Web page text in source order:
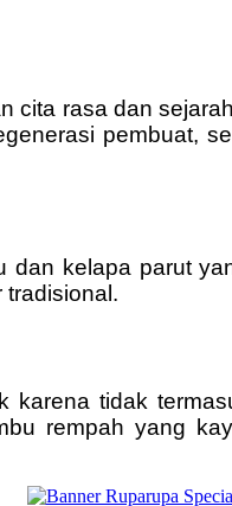
cita rasa dan
pembuat,
dan kelapa parut
tradisional.
tidak
rempah yang